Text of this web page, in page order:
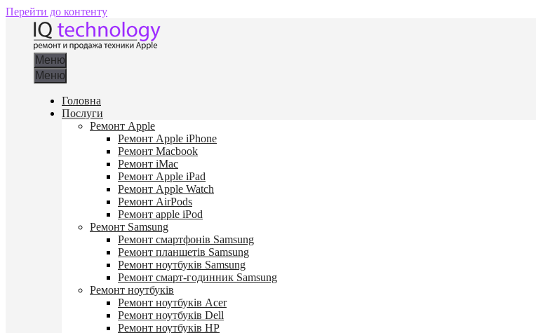
Перейти до контенту
Меню
Меню
Головна
Послуги
Ремонт Apple
Ремонт Apple iPhone
Ремонт Macbook
Ремонт iMac
Ремонт Apple iPad
Ремонт Apple Watch
Ремонт AirPods
Ремонт apple iPod
Ремонт Samsung
Ремонт смартфонів Samsung
Ремонт планшетів Samsung
Ремонт ноутбуків Samsung
Ремонт смарт-годинник Samsung
Ремонт ноутбуків
Ремонт ноутбуків Acer
Ремонт ноутбуків Dell
Ремонт ноутбуків HP